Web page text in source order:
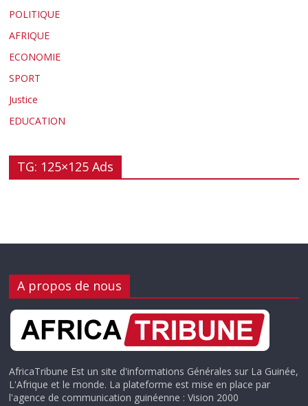
POLITIQUE
AFRIQUE
ECONOMIE
SPORT
Justice
EDUCATION
TG: 125×125 Ads
A propos de nous
AfricaTribune Est un site d'informations Générales sur La Guinée,
L'Afrique et le monde. La plateforme est mise en place par
l'agence de communication guinéenne : Vision 2000